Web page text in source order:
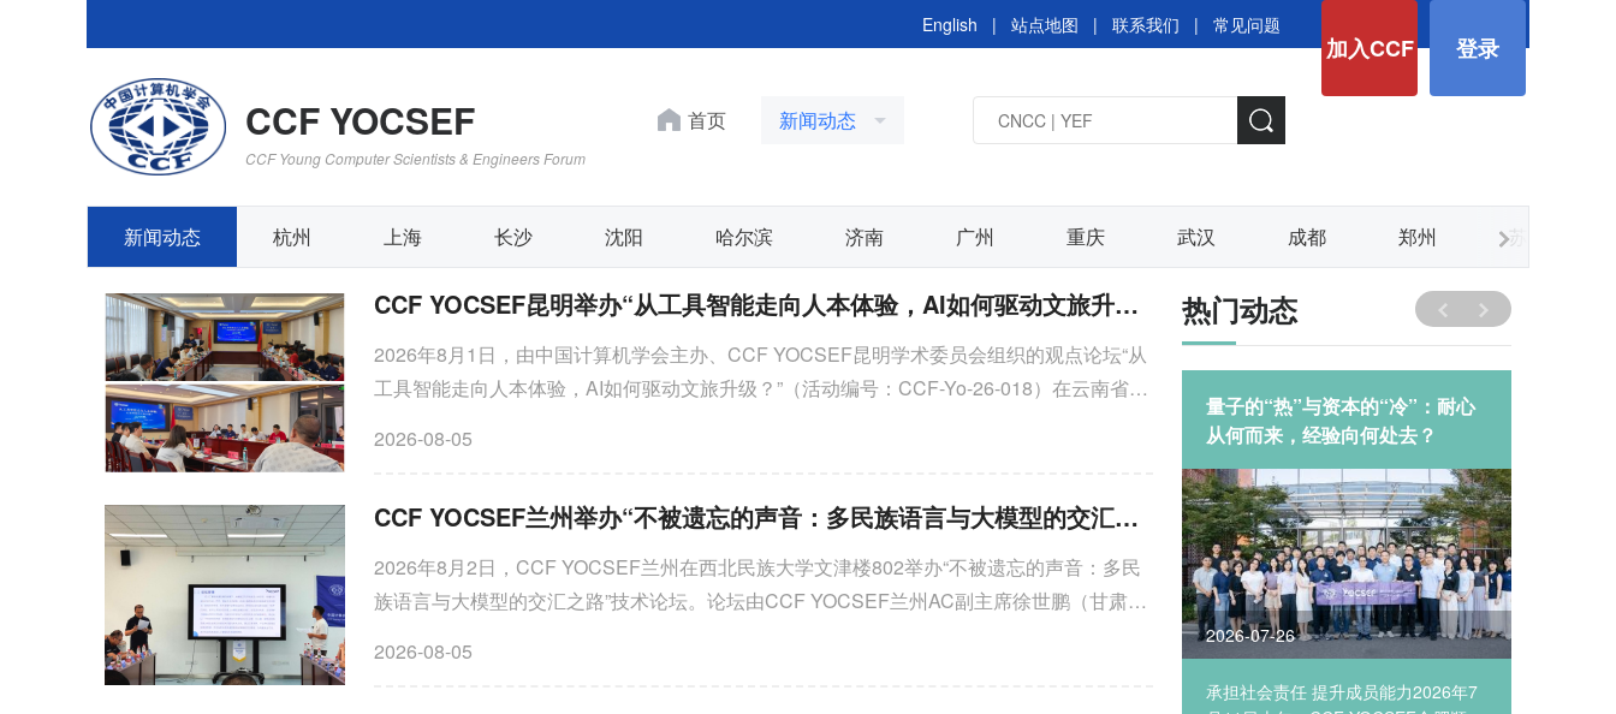
加入CCF 登录
English | 站点地图 | 联系我们 | 常见问题
CCF YOCSEF
CCF Young Computer Scientists & Engineers Forum
首页 新闻动态
新闻动态 杭州 上海 长沙 沈阳 哈尔滨 济南 广州 重庆 武汉 成都 郑州 苏州
CCF YOCSEF昆明举办“从工具智能走向人本体验，AI如何驱动文旅升级？”观点论坛
2026年8月1日，由中国计算机学会主办、CCF YOCSEF昆明学术委员会组织的观点论坛“从
工具智能走向人本体验，AI如何驱动文旅升级？”（活动编号：CCF-Yo-26-018）在云南省昭
2026-08-05
CCF YOCSEF兰州举办“不被遗忘的声音：多民族语言与大模型的交汇之路”技术论坛
2026年8月2日，CCF YOCSEF兰州在西北民族大学文津楼802举办“不被遗忘的声音：多民
族语言与大模型的交汇之路”技术论坛。论坛由CCF YOCSEF兰州AC副主席徐世鹏（甘肃政
2026-08-05
热门动态
未来火种·YOUNG YOCSEFer｜
量子的“热”与资本的“冷”：耐心
从何而来，经验向何处去？
2026-07-26
承担社会责任 提升成员能力2026年7